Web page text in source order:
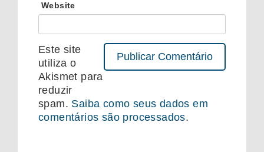
Website
Este site
utiliza o
Akismet para
reduzir
spam. Saiba como seus dados em
comentários são processados.